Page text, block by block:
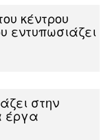
κέντρου
εντυπωσιάζει
στην
έργα